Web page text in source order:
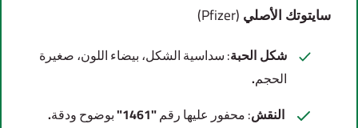
سايتوتك الأصلي (⁨Pfizer⁩)
شكل الحبة:سداسية الشكل، بيضاء اللون، صغيرة
الحجم.
النقش:محفور عليها رقم "1461" بوضوح ودقة.